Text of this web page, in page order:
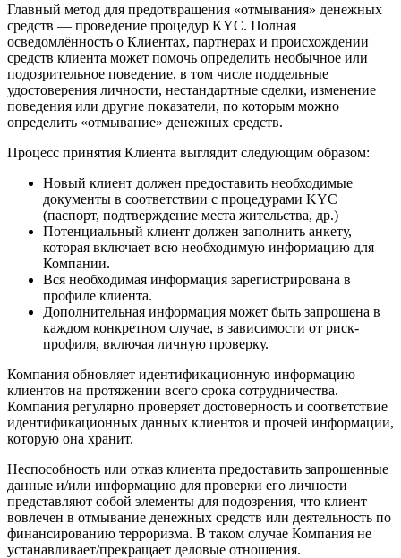
Главный метод для предотвращения «отмывания» денежных
средств — проведение процедур KYC. Полная
осведомлённость о Клиентах, партнерах и происхождении
средств клиента может помочь определить необычное или
подозрительное поведение, в том числе поддельные
удостоверения личности, нестандартные сделки, изменение
поведения или другие показатели, по которым можно
определить «отмывание» денежных средств.
Процесс принятия Клиента выглядит следующим образом:
Новый клиент должен предоставить необходимые
документы в соответствии с процедурами KYC
(паспорт, подтверждение места жительства, др.)
Потенциальный клиент должен заполнить анкету,
которая включает всю необходимую информацию для
Компании.
Вся необходимая информация зарегистрирована в
профиле клиента.
Дополнительная информация может быть запрошена в
каждом конкретном случае, в зависимости от риск-
профиля, включая личную проверку.
Компания обновляет идентификационную информацию
клиентов на протяжении всего срока сотрудничества.
Компания регулярно проверяет достоверность и соответствие
идентификационных данных клиентов и прочей информации,
которую она хранит.
Неспособность или отказ клиента предоставить запрошенные
данные и/или информацию для проверки его личности
представляют собой элементы для подозрения, что клиент
вовлечен в отмывание денежных средств или деятельность по
финансированию терроризма. В таком случае Компания не
устанавливает/прекращает деловые отношения.